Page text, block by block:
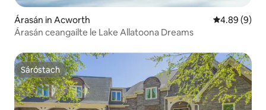
Árasán in Acworth Meánrátáil
4.89 (9)
Árasán ceangailte le Lake Allatoona Dreams
Sáróstach
Sáróstach